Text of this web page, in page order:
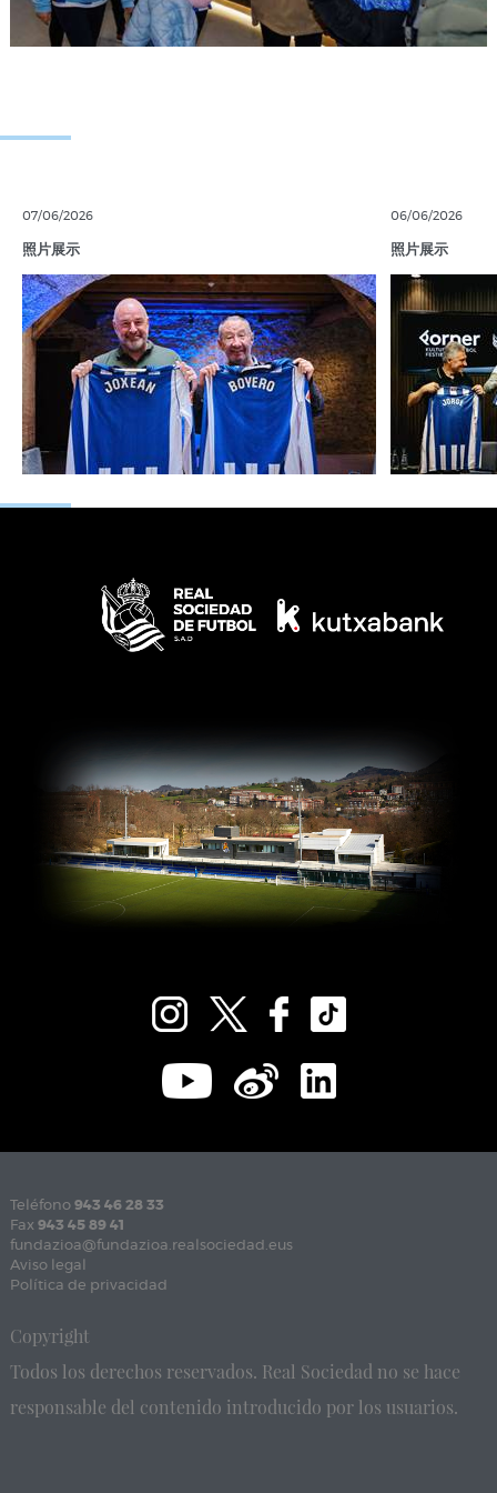
07/06/2026
照片展示
06/06/2026
照片展示
Teléfono 943 46 28 33
Fax 943 45 89 41
fundazioa@fundazioa.realsociedad.eus
Aviso legal
Política de privacidad
Copyright
Todos los derechos reservados. Real Sociedad no se hace
responsable del contenido introducido por los usuarios.